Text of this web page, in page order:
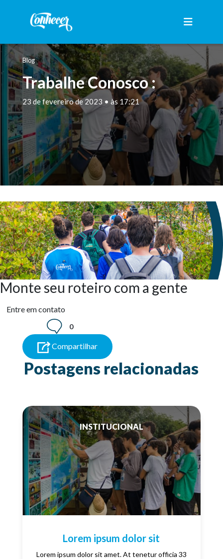
Blog
Trabalhe Conosco :
23 de fevereiro de 2023 • às 17:21
Monte seu roteiro com a gente
Entre em contato
0
Compartilhar
Postagens relacionadas
INSTITUCIONAL
Lorem ipsum dolor sit
Lorem ipsum dolor sit amet. At tenetur officia 33